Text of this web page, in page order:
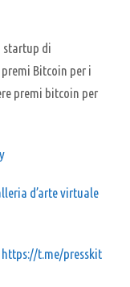
di
Bitcoin per i
premi bitcoin per
d’arte virtuale
https://t.me/presskit